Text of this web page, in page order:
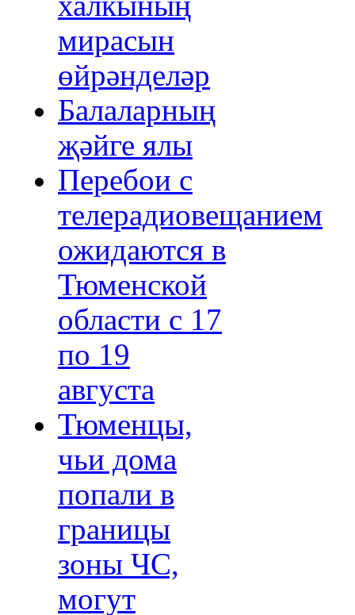
мирасын
өйрәнделәр
Балаларның
җәйге ялы
Перебои с
телерадиовещанием
ожидаются в
Тюменской
области с 17
по 19
августа
Тюменцы,
чьи дома
попали в
границы
зоны ЧС,
могут